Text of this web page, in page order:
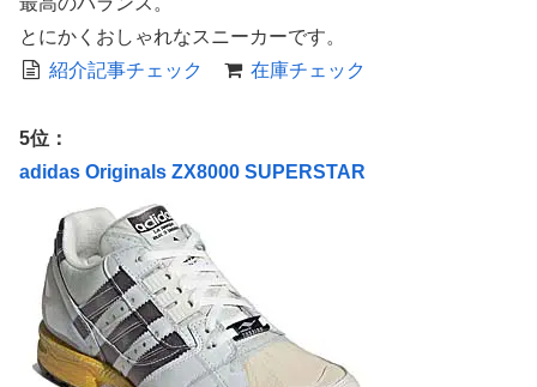
とにかくおしゃれなスニーカーです。
紹介記事チェック
在庫チェック
5位：
adidas Originals ZX8000 SUPERSTAR